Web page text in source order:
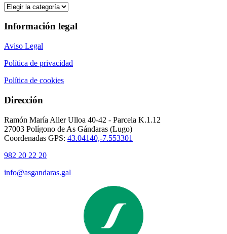
Categorías
Información legal
Aviso Legal
Política de privacidad
Política de cookies
Dirección
Ramón María Aller Ulloa 40-42 - Parcela K.1.12
27003 Polígono de As Gándaras (Lugo)
Coordenadas GPS: 43.04140,-7.553301
982 20 22 20
info@asgandaras.gal